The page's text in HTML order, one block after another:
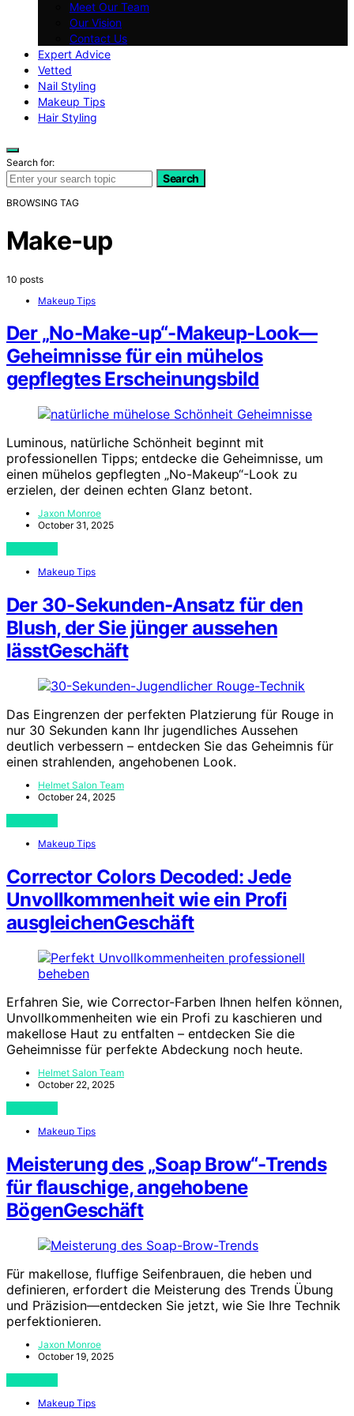
Meet Our Team
Our Vision
Contact Us
Expert Advice
Vetted
Nail Styling
Makeup Tips
Hair Styling
Search for:
Search
BROWSING TAG
Make-up
10 posts
Makeup Tips
Der „No-Make-up“-Makeup-Look—
Geheimnisse für ein mühelos
gepflegtes Erscheinungsbild
Luminous, natürliche Schönheit beginnt mit
professionellen Tipps; entdecke die Geheimnisse, um
einen mühelos gepflegten „No-Makeup“-Look zu
erzielen, der deinen echten Glanz betont.
Jaxon Monroe
October 31, 2025
Makeup Tips
Der 30-Sekunden-Ansatz für den
Blush, der Sie jünger aussehen
lässtGeschäft
Das Eingrenzen der perfekten Platzierung für Rouge in
nur 30 Sekunden kann Ihr jugendliches Aussehen
deutlich verbessern – entdecken Sie das Geheimnis für
einen strahlenden, angehobenen Look.
Helmet Salon Team
October 24, 2025
Makeup Tips
Corrector Colors Decoded: Jede
Unvollkommenheit wie ein Profi
ausgleichenGeschäft
Erfahren Sie, wie Corrector-Farben Ihnen helfen können,
Unvollkommenheiten wie ein Profi zu kaschieren und
makellose Haut zu entfalten – entdecken Sie die
Geheimnisse für perfekte Abdeckung noch heute.
Helmet Salon Team
October 22, 2025
Makeup Tips
Meisterung des „Soap Brow“-Trends
für flauschige, angehobene
BögenGeschäft
Für makellose, fluffige Seifenbrauen, die heben und
definieren, erfordert die Meisterung des Trends Übung
und Präzision—entdecken Sie jetzt, wie Sie Ihre Technik
perfektionieren.
Jaxon Monroe
October 19, 2025
Makeup Tips